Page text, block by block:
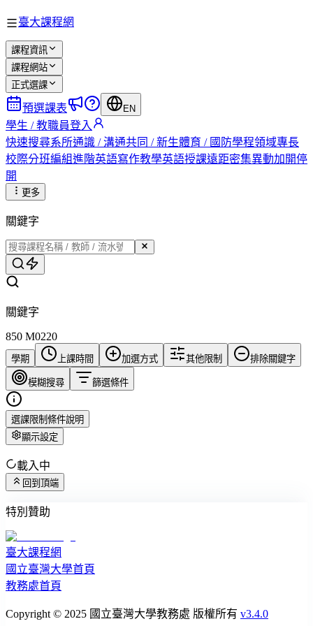
臺大課程網
課程資訊
課程網站
正式選課
預選課表 EN
學生 / 教職員登入
快速搜尋系所通識 / 溝通共同 / 新生體育 / 國防學程領域專長
校際分班編組進階英語寫作教學英語授課遠距密集異動加開停
開
更多
關鍵字
關鍵字
850 M0220
學期 上課時間 加選方式 其他限制 排除關鍵字
模糊搜尋 篩選條件
選課限制條件說明
顯示設定
載入中
回到頂端
特別贊助
臺大課程網
國立臺灣大學首頁
教務處首頁
Copyright © 2025 國立臺灣大學教務處 版權所有 v3.4.0